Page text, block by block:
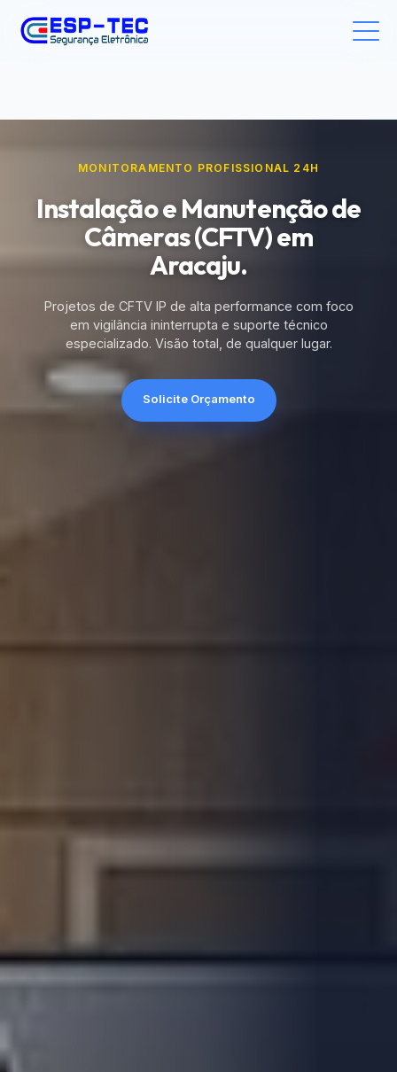
MONITORAMENTO PROFISSIONAL 24H
Instalação e Manutenção de
Câmeras (CFTV) em
Aracaju.
Projetos de CFTV IP de alta performance com foco
em vigilância ininterrupta e suporte técnico
especializado. Visão total, de qualquer lugar.
Solicite Orçamento